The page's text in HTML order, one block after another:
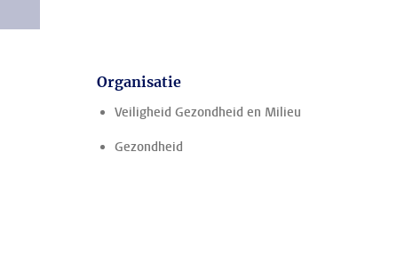
Organisatie
Veiligheid Gezondheid en Milieu
Gezondheid